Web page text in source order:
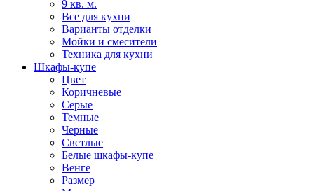
9 кв. м.
Все для кухни
Варианты отделки
Мойки и смесители
Техника для кухни
Шкафы-купе
Цвет
Коричневые
Серые
Темные
Черные
Светлые
Белые шкафы-купе
Венге
Размер